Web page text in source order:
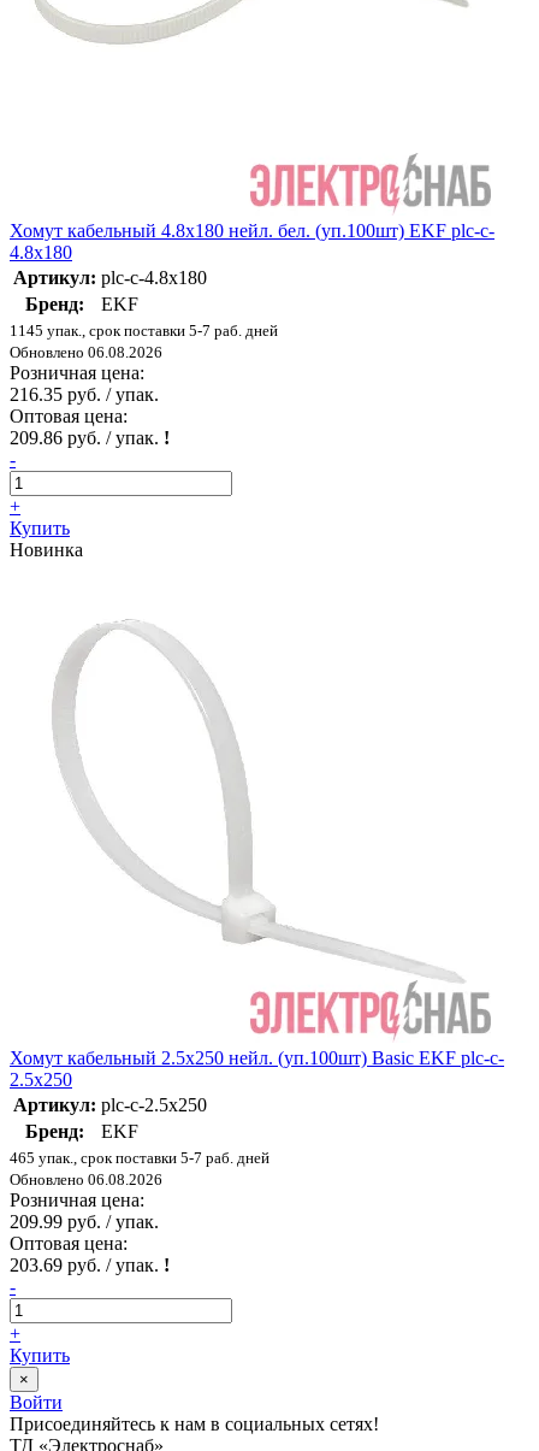
Хомут кабельный 4.8х180 нейл. бел. (уп.100шт) EKF plc-c-
4.8x180
Артикул: plc-c-4.8x180
Бренд:
EKF
1145 упак., срок поставки 5-7 раб. дней
Обновлено 06.08.2026
Розничная цена:
216.35 руб. / упак.
Оптовая цена:
209.86 руб. / упак. !
-
+
Купить
Новинка
Хомут кабельный 2.5х250 нейл. (уп.100шт) Basic EKF plc-c-
2.5x250
Артикул: plc-c-2.5x250
Бренд:
EKF
465 упак., срок поставки 5-7 раб. дней
Обновлено 06.08.2026
Розничная цена:
209.99 руб. / упак.
Оптовая цена:
203.69 руб. / упак. !
-
+
Купить
×
Войти
Присоединяйтесь к нам в социальных сетях!
ТД «Электроснаб»